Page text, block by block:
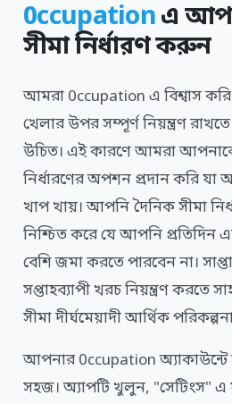
0ccupationএ
সীমা নির্ধারণ করুন
আমরা 0ccupation এ বিশ্বাস
খেলার উপর সম্পূর্ণ নিয়ন্ত্রণ
উচিত। এই কারণে আমরা আপনাকে
নির্ধারণের অপশন প্রদান করি যা
খাপ খায়। আপনি দৈনিক সীমা
নিশ্চিত করে যে আপনি প্রতিদিন
বেশি জমা করতে পারবেন না।
সপ্তাহব্যাপী খরচ নিয়ন্ত্রণ করতে
সীমা দীর্ঘমেয়াদী আর্থিক
আপনার 0ccupation অ্যাকাউন্টে
সহজ। অ্যাপটি খুলুন, "সেটিংস" এ